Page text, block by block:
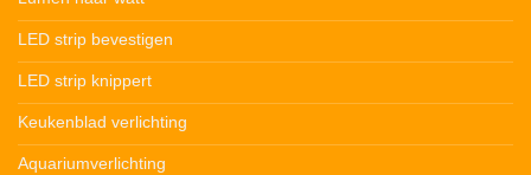
LED strip bevestigen
LED strip knippert
Keukenblad verlichting
Aquariumverlichting